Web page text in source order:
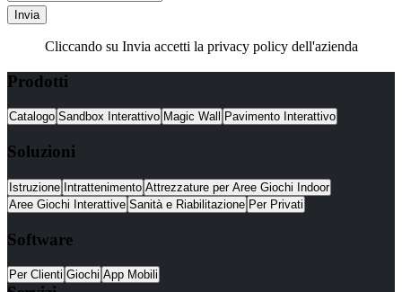
Invia
Cliccando su Invia accetti la privacy policy dell'azienda
Prodotti
Catalogo Sandbox Interattivo Magic Wall Pavimento Interattivo
Soluzioni
Istruzione Intrattenimento Attrezzature per Aree Giochi Indoor
Aree Giochi Interattive Sanità e Riabilitazione Per Privati
Software
Per Clienti Giochi App Mobili